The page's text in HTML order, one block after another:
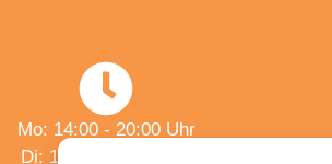
Mo: 14:00 - 20:00 Uhr
Di: 16:30 - 19:30 Uhr